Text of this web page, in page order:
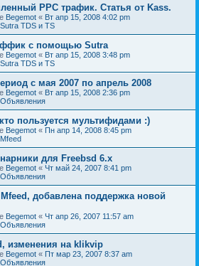
PPC трафик. Статья от Kass.
Begemot « Вт апр 15, 2008 4:02 pm
Sutra TDS и TS
с помощью Sutra
Begemot « Вт апр 15, 2008 3:48 pm
Sutra TDS и TS
с мая 2007 по апрель 2008
Begemot « Вт апр 15, 2008 2:36 pm
Объявления
пользуется мультифидами :)
Begemot « Пн апр 14, 2008 8:45 pm
Mfeed
для Freebsd 6.x
Begemot « Чт май 24, 2007 8:41 pm
Объявления
добавлена поддержка новой
Begemot « Чт апр 26, 2007 11:57 am
Объявления
изменения на klikvip
Begemot « Пт мар 23, 2007 8:37 am
Объявления